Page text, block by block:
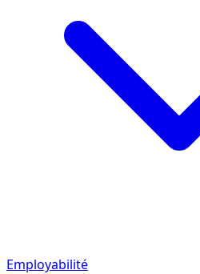
Employabilité